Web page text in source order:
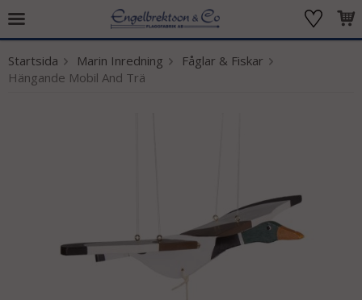
Produkten har blivit tillagd i varukorgen
Startsida Marin Inredning
Fåglar & Fiskar
Hängande Mobil And Trä